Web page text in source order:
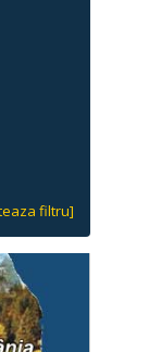
filtru]